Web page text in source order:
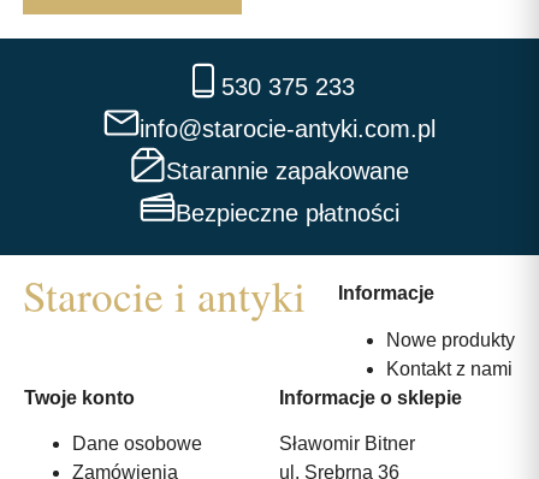
530 375 233
info@starocie-antyki.com.pl
Starannie zapakowane
Bezpieczne płatności
Informacje
Nowe produkty
Kontakt z nami
Twoje konto
Dane osobowe
Zamówienia
Informacje o sklepie
Sławomir Bitner
ul. Srebrna 36